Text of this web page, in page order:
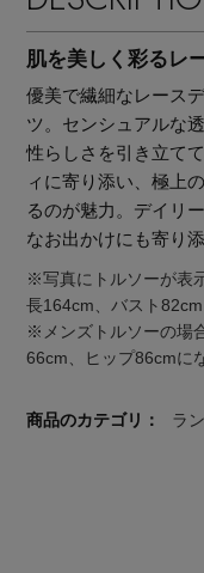
肌を美しく彩るレ
優美で繊細なレース
ツ。センシュアルな
性らしさを引き立て
ィに寄り添い、極上
るのが魅力。デイリ
なお出かけにも寄り添
※写真にトルソーが表
長164cm、バスト
※メンズトルソーの場
66cm、ヒップ86cmに
商品のカテゴリ： ラ